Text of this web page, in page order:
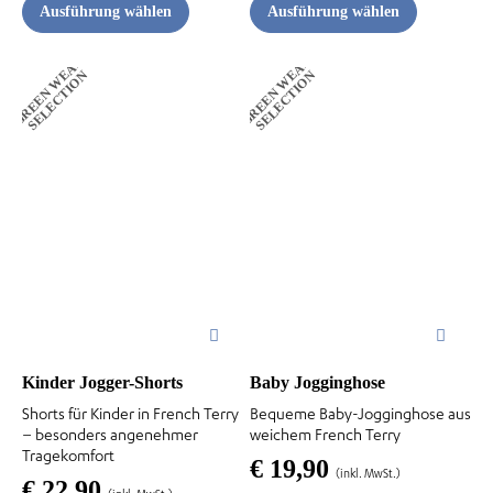
Ausführung wählen Ausführung wählen
G
R
E
E
N
W
E
A
R
S
E
L
E
C
T
I
O
N
Kinder Jogger-Shorts
Shorts für Kinder in French Terry
– besonders angenehmer
Tragekomfort
Dieses
Produkt
der
Produktseite
gewählt
werden
G
R
E
E
N
W
E
A
R
S
E
L
E
C
T
I
O
N
Baby Jogginghose
Bequeme Baby-Jogginghose aus
weichem French Terry
€19,90 (inkl. MwSt.)
Dieses
Produkt
der
Produktseite
gewählt
werden